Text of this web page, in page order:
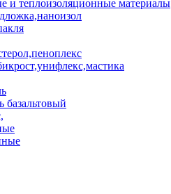
и теплоизоляционные материалы
базальтовый